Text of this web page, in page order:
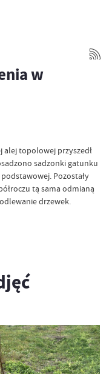
w
alej topolowej przyszedł
sadzonki gatunku
Pozostały
tą sama odmianą
drzewek.